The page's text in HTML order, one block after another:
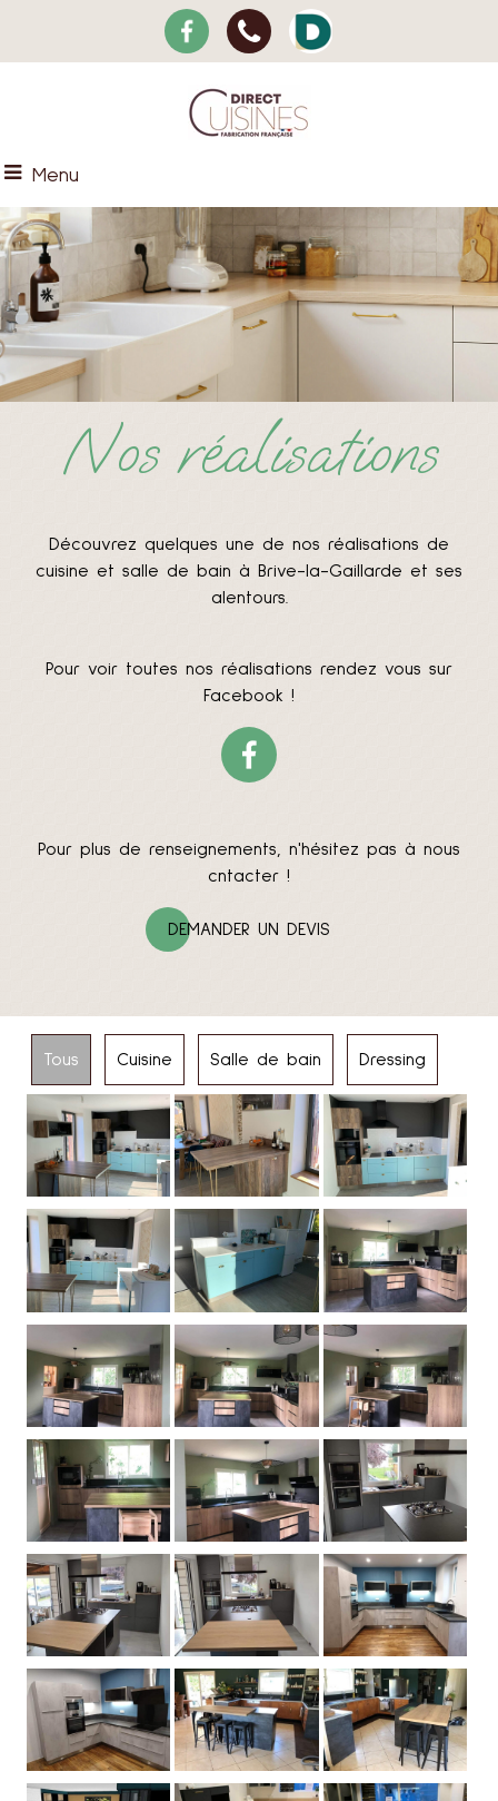
Menu
Nos réalisations
Découvrez quelques une de nos réalisations de
cuisine et salle de bain à Brive-la-Gaillarde et ses
alentours.
Pour voir toutes nos réalisations rendez vous sur
Facebook !
Pour plus de renseignements, n'hésitez pas à nous
cntacter !
DEMANDER UN DEVIS
Tous Cuisine Salle de bain Dressing